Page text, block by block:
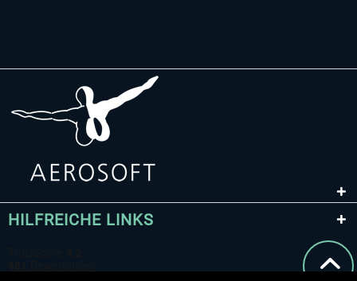
HILFREICHE LINKS